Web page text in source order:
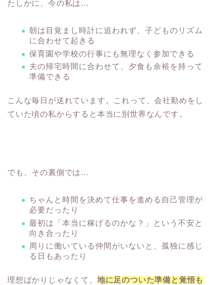
たしかに、今の私は…
朝は目覚まし時計に追われず、子どものリズム
に合わせて起きる
保育園や学校の行事にも無理なく参加できる
夫の帰宅時間に合わせて、夕食も余裕を持って
準備できる
こんな毎日が送れています。これって、会社勤めをし
ていた頃の私からすると本当に別世界なんです。
でも、その裏側では…
ちゃんと時間を決めて仕事を進める自己管理が
必要だったり
最初は「本当に稼げるのかな？」という不安と
向き合ったり
周りに働いている仲間がいないと、孤独に感じ
る日もあったり
理想ばかりじゃなくて、 地に足のついた準備と覚悟も